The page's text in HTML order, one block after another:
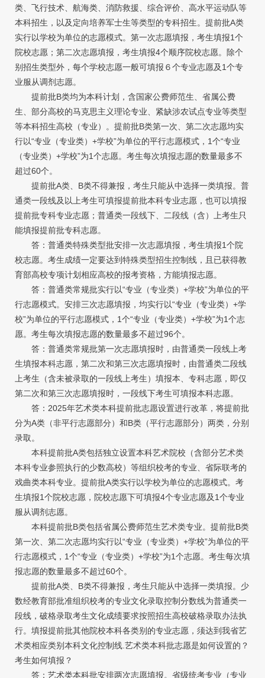
类、飞行技术、航海类、消防救援、综合评价、高水平运动队等
本科招生，以及定向培养军士生等类型的专科招生。提前批A类
实行以学校为单位的志愿模式。第一次志愿填报，考生填报1个
院校志愿；第二次志愿填报，考生填报4个顺序院校志愿。除个
别招生类型外，每个学校志愿一般可填报６个专业志愿及1个专
业服从调剂志愿。
提前批B类均为本科计划，含国家公费师范生、省属公费
生、部分高校的马克思主义理论专业、紧缺涉农试点专业等类型
等本科招生高校（专业）。提前批B类第一次、第二次志愿均实
行以“专业（专业类）+学校”为单位的平行志愿模式，1个“专业
（专业类）+学校”为1个志愿。考生每次填报志愿的数量最多不
超过60个。
提前批A类、B类不得兼报，考生只能从中选择一类填报。普
通类一段线及以上考生可填报提前批本科专业志愿，也可以填报
提前批专科专业志愿；普通类一段线下、二段线（含）上考生只
能填报提前批专科志愿。
答：普通类特殊类型批安排一次志愿填报，考生填报1个院
校志愿。考生成绩一定要达到特殊类型招生控制线，且已获得教
育部高校专项计划相应高校的报考资格，方能填报志愿。
答：普通类常规批实行以“专业（专业类）+学校”为单位的平
行志愿模式。安排三次志愿填报，均实行以“专业（专业类）+学
校”为单位的平行志愿模式，1个“专业（专业类）+学校”为1个志
愿。考生每次填报志愿的数量最多不超过96个。
答：普通类常规批第一次志愿填报时，由普通类一段线上考
生填报本科志愿，第二次和第三次志愿填报时，由普通类二段线
上考生（含未被录取的一段线上考生）填报本、专科志愿，即仅
第二次和第三次志愿填报时，一段线下考生可填报本科志愿。
答：2025年艺术类本科提前批志愿设置进行改革，将提前批
分为A类（非平行志愿部分）和B类（平行志愿部分）两类，分别
录取。
本科提前批A类包括独立设置本科艺术院校（含部分艺术类
本科专业参照执行的少数高校）等组织校考的专业、省际联考的
戏曲类本科专业。提前批A类实行以学校为单位的志愿模式。考
生填报1个院校志愿，院校志愿下可填报4个专业志愿及1个专业
服从调剂志愿。
本科提前批B类包括省属公费师范生艺术类专业。提前批B类
第一次、第二次志愿均实行以“专业（专业类）+学校”为单位的平
行志愿模式，1个“专业（专业类）+学校”为1个志愿。考生每次填
报志愿的数量最多不超过60个。
提前批A类、B类不得兼报，考生只能从中选择一类填报。少
数经教育部批准组织校考的专业文化录取控制分数线为普通类一
段线，破格录取考生文化成绩要求按照招生高校破格录取办法执
行。填报提前批其他院校本科各类别的专业志愿，须达到我省艺
术类相应类别本科文化控制线.艺术类本科批志愿是如何设置的？
考生如何填报？
答：艺术类本科批安排两次志愿填报。省级统考专业（专业